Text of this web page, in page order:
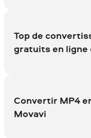
Top de
gratuits en ligne
Convertir MP4
Movavi